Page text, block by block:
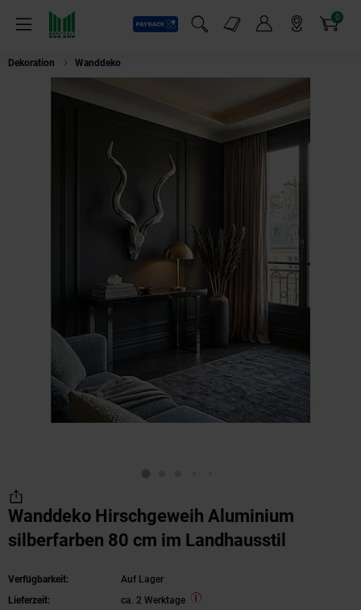
Menü
Payback
Suchfeld einblenden
Markt-Angebote 0
Artikel
Dekoration Wanddeko
Wanddeko Hirschgeweih Aluminium
silberfarben 80 cm im Landhausstil
Verfügbarkeit:
Auf Lager
Lieferzeit:
ca. 2 Werktage